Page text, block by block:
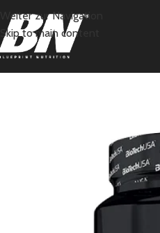
Weiter zur Navigation
Skip to main content